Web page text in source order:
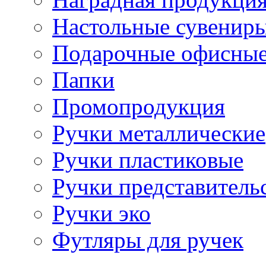
Настольные
Подарочные
Папки
Промопродукция
Ручки металлические
Ручки пластиковые
Ручки
Ручки эко
Футляры для ручек